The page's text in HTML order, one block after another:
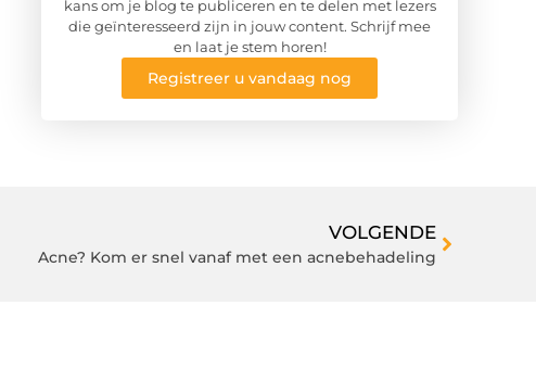
kans om je blog te publiceren en te delen met lezers
die geïnteresseerd zijn in jouw content. Schrijf mee
en laat je stem horen!
Registreer u vandaag nog
VOLGENDE
Acne? Kom er snel vanaf met een acnebehadeling